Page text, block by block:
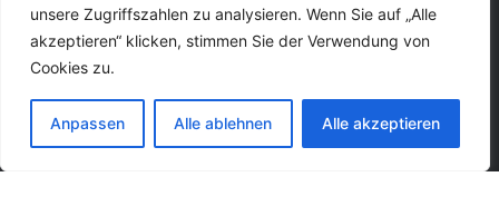
unsere Zugriffszahlen zu analysieren. Wenn Sie auf „Alle
akzeptieren“ klicken, stimmen Sie der Verwendung von
Cookies zu.
Anpassen Alle ablehnen Alle akzeptieren
info@thomassauermann.de
+49 (0)30 39711636